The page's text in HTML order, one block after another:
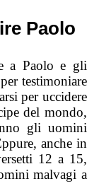
Paolo
a Paolo e gli
testimoniare
per uccidere
del mondo,
gli uomini
anche in
12 a 15,
malvagi a